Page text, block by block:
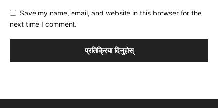
Save my name, email, and website in this browser for the
next time I comment.